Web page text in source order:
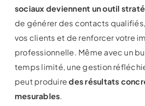
sociaux deviennent un outil
de générer des contacts
vos clients et de renforcer votre
professionnelle. Même avec un
temps limité, une gestion
peut produiredes résultats
mesurables.